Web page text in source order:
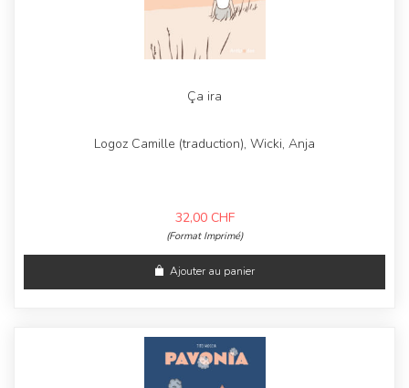
Ça ira
Logoz Camille (traduction), Wicki, Anja
32,00 CHF
(Format Imprimé)
Ajouter au panier